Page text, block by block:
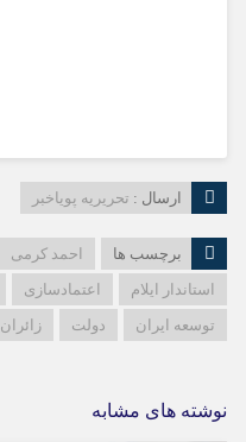
ارسال : تحریریه پویاخبر
برچسب ها احمد کرمی
استاندار ایلام
اعتمادسازی
توسعه ایران
دولت زائران
نوشته های مشابه